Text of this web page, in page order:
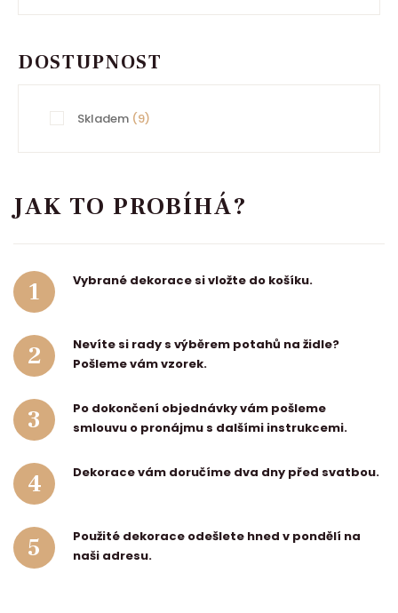
DOSTUPNOST
Skladem (9)
JAK TO PROBÍHÁ?
1 Vybrané dekorace si vložte do košíku.
2
Nevíte si rady s výběrem potahů na židle?
Pošleme vám vzorek.
3
Po dokončení objednávky vám pošleme
smlouvu o pronájmu s dalšími instrukcemi.
4 Dekorace vám doručíme dva dny před svatbou.
5
Použité dekorace odešlete hned v pondělí na
naši adresu.